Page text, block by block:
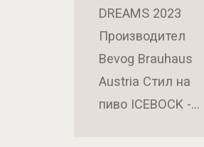
DREAMS 2023
Производител
Bevog Brauhaus
Austria Стил на
пиво ICEBOCK -…